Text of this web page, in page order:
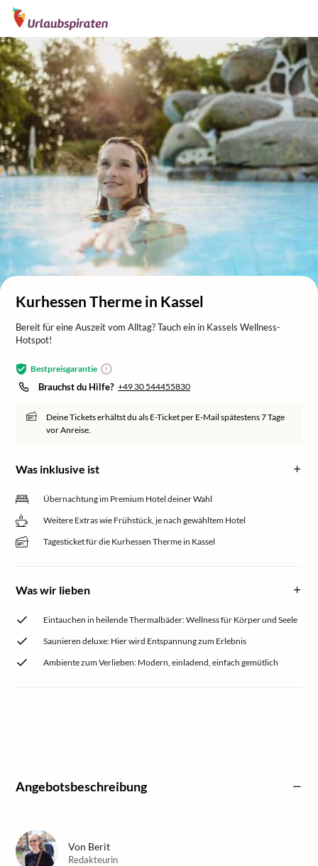
Kurhessen Therme in Kassel
Bereit für eine Auszeit vom Alltag? Tauch ein in Kassels Wellness-
Hotspot!
Bestpreisgarantie
Brauchst du Hilfe? +49 30 544455830
Deine Tickets erhältst du als E-Ticket per E-Mail spätestens 7 Tage
vor Anreise.
Was inklusive ist
Übernachtung im Premium Hotel deiner Wahl
Weitere Extras wie Frühstück, je nach gewähltem Hotel
Tagesticket für die Kurhessen Therme in Kassel
Was wir lieben
Eintauchen in heilende Thermalbäder: Wellness für Körper und Seele
Saunieren deluxe: Hier wird Entspannung zum Erlebnis
Ambiente zum Verlieben: Modern, einladend, einfach gemütlich
Angebotsbeschreibung
Von Berit
Redakteurin